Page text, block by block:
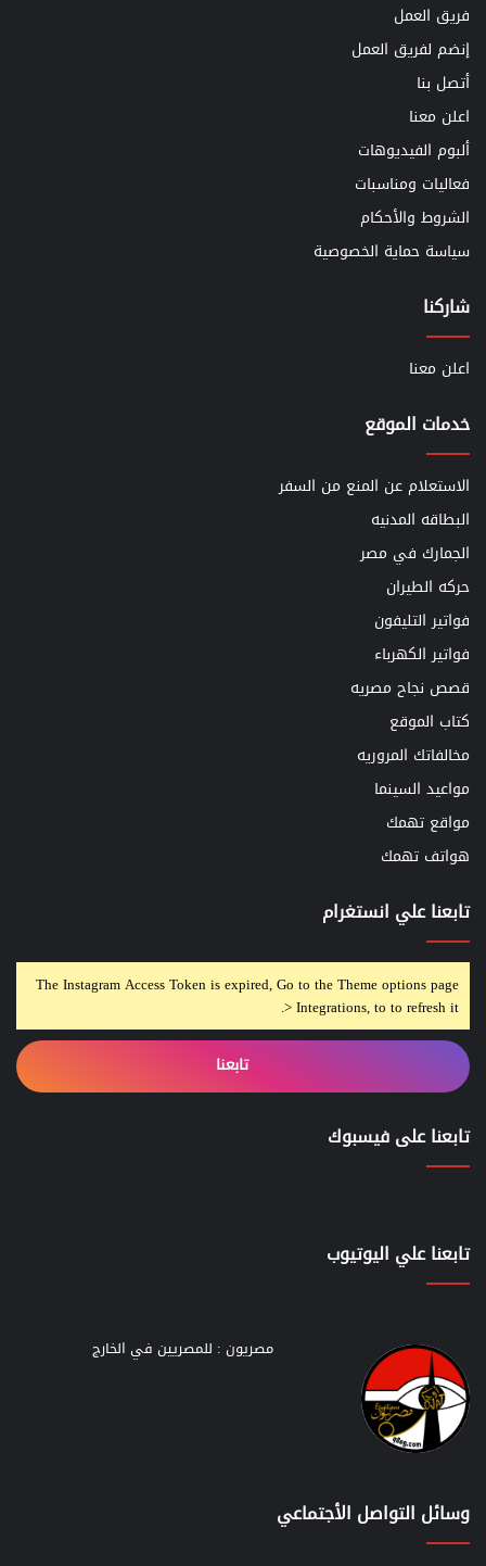
فريق العمل
إنضم لفريق العمل
أتصل بنا
اعلن معنا
ألبوم الفيديوهات
فعاليات ومناسبات
الشروط والأحكام
سياسة حماية الخصوصية
شاركنا
اعلن معنا
خدمات الموقع
الاستعلام عن المنع من السفر
البطاقه المدنيه
الجمارك في مصر
حركه الطيران
فواتير التليفون
فواتير الكهرباء
قصص نجاح مصريه
كتاب الموقع
مخالفاتك المروريه
مواعيد السينما
مواقع تهمك
هواتف تهمك
تابعنا علي انستغرام
The Instagram Access Token is expired, Go to the Theme options page
> Integrations, to to refresh it.
تابعنا
تابعنا على فيسبوك
تابعنا علي اليوتيوب
مصريون : للمصريين في الخارج
وسائل التواصل الأجتماعي